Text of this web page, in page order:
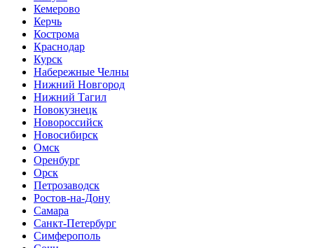
Кемерово
Керчь
Кострома
Краснодар
Курск
Набережные Челны
Нижний Новгород
Нижний Тагил
Новокузнецк
Новороссийск
Новосибирск
Омск
Оренбург
Орск
Петрозаводск
Ростов-на-Дону
Самара
Санкт-Петербург
Симферополь